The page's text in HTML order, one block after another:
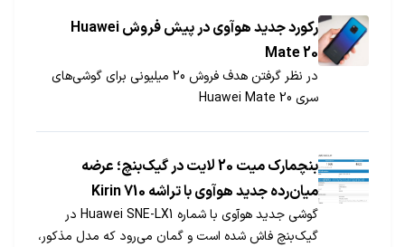
رکورد جدید هوآوی در پیش فروش Huawei
Mate 20
در نظر گرفتن هدف فروش 20 میلیونی برای گوشی‌های
سری Huawei Mate 20
بنچمارک میت 20 لایت در گیک‌بنچ؛ عرضه
میان‌رده جدید هوآوی با تراشه Kirin 710
گوشی جدید هوآوی با شماره Huawei SNE-LX1 در
گیک‌بنچ فاش شده است و گمان می‌رود که مدل مذکور،